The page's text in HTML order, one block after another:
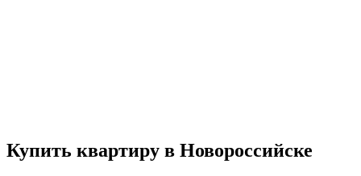
Купить квартиру в Новороссийске